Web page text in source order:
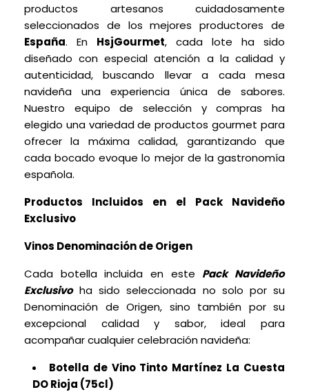
productos artesanos cuidadosamente
seleccionados de los mejores productores de
España. En HsjGourmet, cada lote ha sido
diseñado con especial atención a la calidad y
autenticidad, buscando llevar a cada mesa
navideña una experiencia única de sabores.
Nuestro equipo de selección y compras ha
elegido una variedad de productos gourmet para
ofrecer la máxima calidad, garantizando que
cada bocado evoque lo mejor de la gastronomía
española.
Productos Incluidos en el Pack Navideño
Exclusivo
Vinos Denominación de Origen
Cada botella incluida en este Pack Navideño
Exclusivoha sido seleccionada no solo por su
Denominación de Origen, sino también por su
excepcional calidad y sabor, ideal para
acompañar cualquier celebración navideña:
Botella de Vino Tinto Martínez La Cuesta
DO Rioja (75cl)